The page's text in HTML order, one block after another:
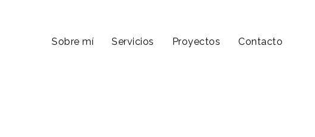
Sobre mí Servicios Proyectos Contacto